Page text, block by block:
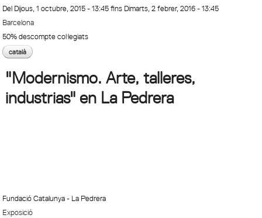
Del Dijous, 1 octubre, 2015 - 13:45fins Dimarts, 2 febrer, 2016 - 13:45
Barcelona
50% descompte col·legiats
català
"Modernismo. Arte, talleres,
industrias" en La Pedrera
Fundació Catalunya - La Pedrera
Exposició